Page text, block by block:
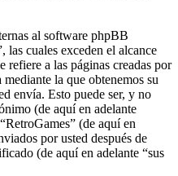
al software phpBB
las cuales exceden el alcance
refiere a las páginas creadas por
la que obtenemos su
envía. Esto puede ser, y no
(de aquí en adelante
(de aquí en
por usted después de
(de aquí en adelante “sus